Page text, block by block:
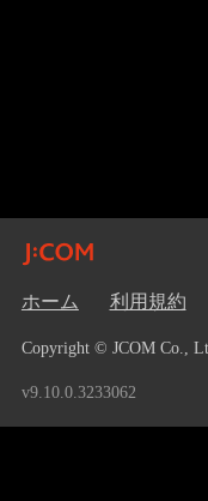
ホーム 利用規約
Copyright © JCOM Co.,
v9.10.0.3233062